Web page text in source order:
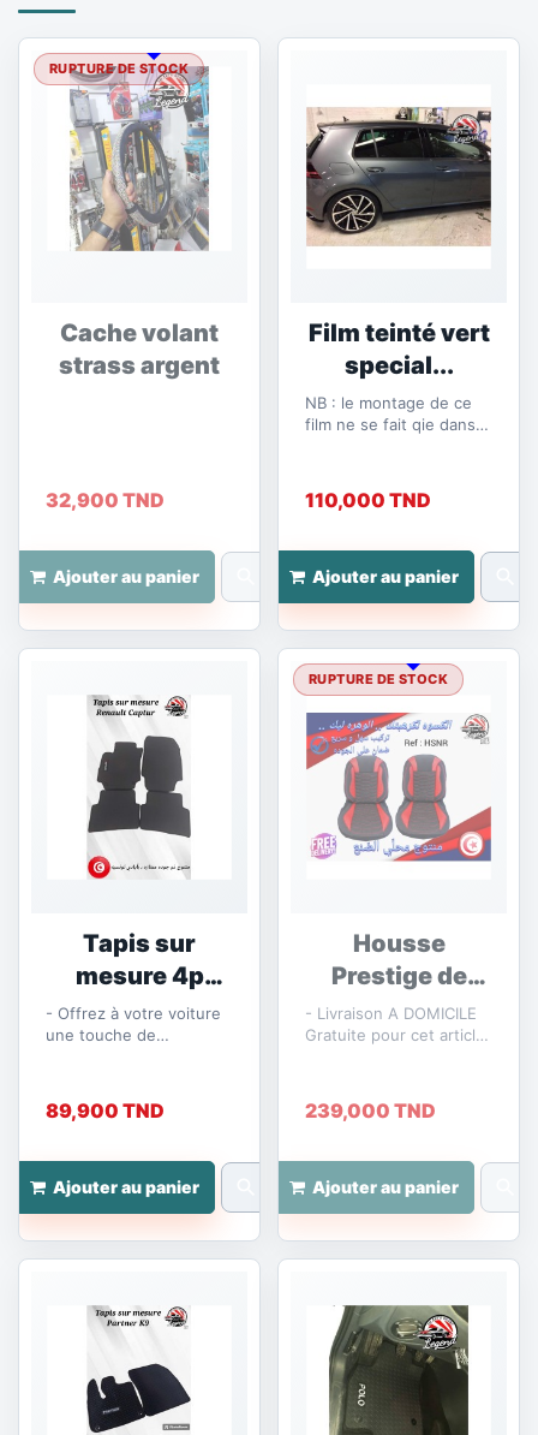
Cache volant
strass argent
32,900 TND
Ajouter au panier
RUPTURE DE STOCK
Film teinté vert
special...
NB : le montage de ce
film ne se fait qie dans
110,000 TND
Ajouter au panier
Tapis sur
mesure 4p
Renault...
- Offrez à votre voiture
une touche de
mesure en...
89,900 TND
Ajouter au panier
Housse
Prestige de
Luxe 5p
- Livraison A DOMICILE
Gratuite pour cet article
239,000 TND
Ajouter au panier
RUPTURE DE STOCK